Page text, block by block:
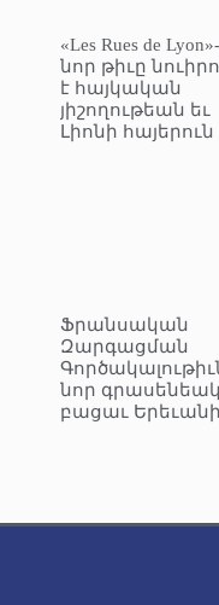
«Les Rues de
նոր թիւը
է հայկական
յիշողութեան եւ
Լիոնի հայերուն
Ֆրանսական
Զարգացման
նոր գրասենեակ
բացաւ Երեւանի